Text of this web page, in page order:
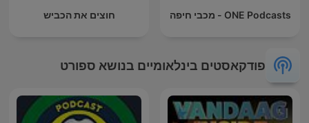
ONE Podcasts - מכבי חיפה חוצים את הכביש
פודקאסטים בינלאומיים בנושא ספורט